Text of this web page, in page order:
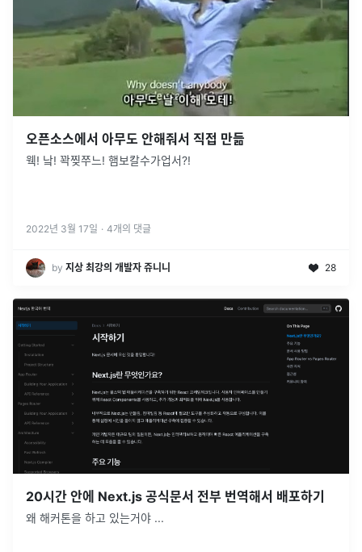
오픈소스에서 아무도 안해줘서 직접 만듦
웩! 낰! 꽉찢쭈느! 햄보칼수가업서?!
2022년 3월 17일 · 4개의 댓글
by 지상 최강의 개발자 쥬니니 28
20시간 안에 Next.js 공식문서 전부 번역해서 배포하기
왜 해커톤을 하고 있는거야 ...